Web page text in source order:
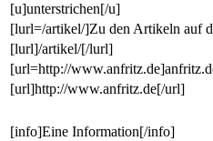
[u]unterstrichen[/u]
[lurl=/artikel/]Zu den Artikeln auf
[lurl]/artikel/[/lurl]
[url=http://
[url]http://www.anfritz.de[/url]
[info]Eine Information[/info]